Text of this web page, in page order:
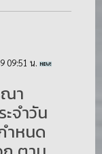
09:51 น.
า
จำวัน
ำหนด